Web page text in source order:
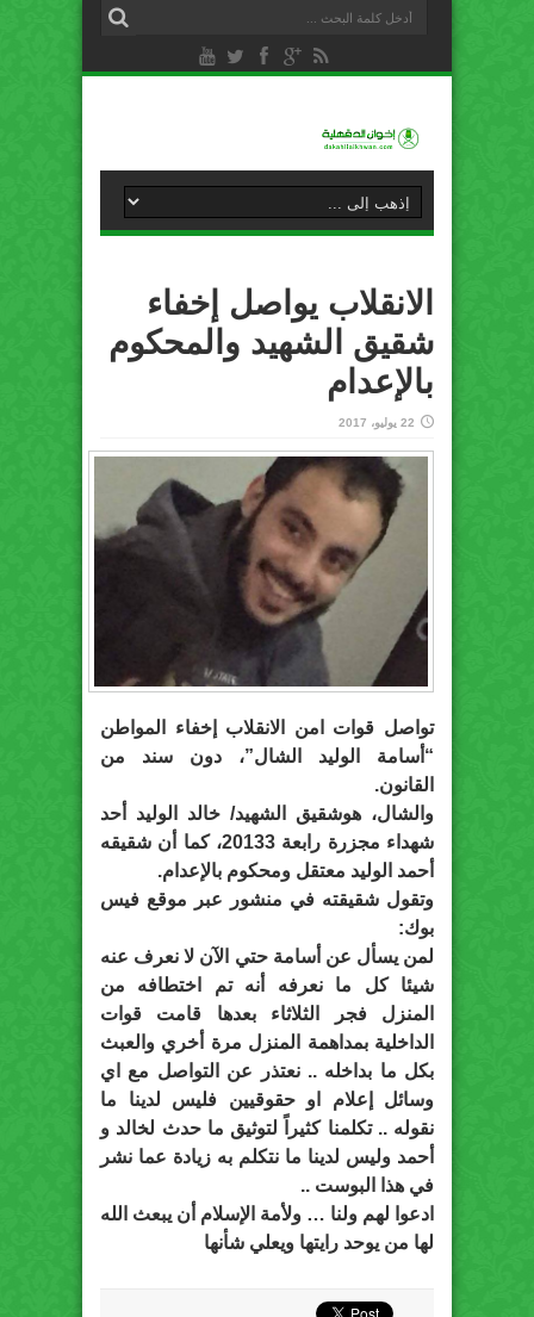
الانقلاب يواصل إخفاء
شقيق الشهيد والمحكوم
بالإعدام
22 يوليو، 2017
تواصل قوات امن الانقلاب إخفاء المواطن
“أسامة الوليد الشال”، دون سند من
القانون.
والشال، هوشقيق الشهيد/ خالد الوليد أحد
شهداء مجزرة رابعة 20133، كما أن شقيقه
أحمد الوليد معتقل ومحكوم بالإعدام.
وتقول شقيقته في منشور عبر موقع فيس
بوك:
لمن يسأل عن أسامة حتي الآن لا نعرف عنه
شيئا كل ما نعرفه أنه تم اختطافه من
المنزل فجر الثلاثاء بعدها قامت قوات
الداخلية بمداهمة المنزل مرة أخري والعبث
بكل ما بداخله .. نعتذر عن التواصل مع اي
وسائل إعلام او حقوقيين فليس لدينا ما
نقوله .. تكلمنا كثيراً لتوثيق ما حدث لخالد و
أحمد وليس لدينا ما نتكلم به زيادة عما نشر
في هذا البوست ..
ادعوا لهم ولنا … ولأمة الإسلام أن يبعث الله
لها من يوحد رايتها ويعلي شأنها